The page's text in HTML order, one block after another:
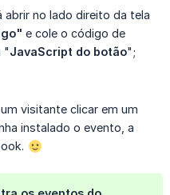
abrir no lado direito da tela
e cole o código de
"JavaScript do botão";
visitante clicar em um
instalado o evento, a